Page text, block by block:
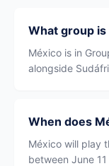
What group
México is in
alongside
When does
México will play
between June